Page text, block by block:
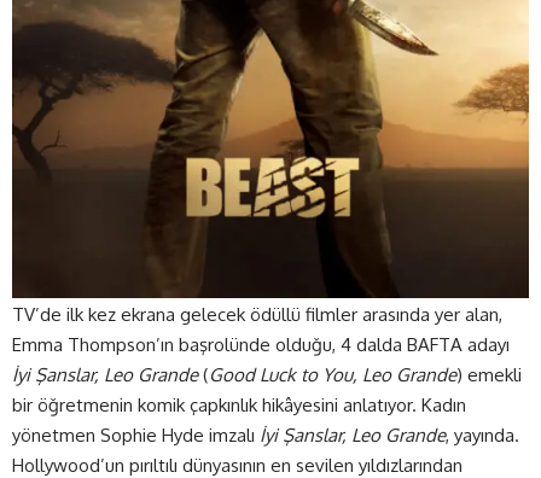
TV’de ilk kez ekrana gelecek ödüllü filmler arasında yer alan,
Emma Thompson’ın başrolünde olduğu, 4 dalda BAFTA adayı
İyi Şanslar, Leo Grande(Good Luck to You, Leo Grande) emekli
bir öğretmenin komik çapkınlık hikâyesini anlatıyor. Kadın
yönetmen Sophie Hyde imzalı İyi Şanslar, Leo Grande, yayında.
Hollywood’un pırıltılı dünyasının en sevilen yıldızlarından